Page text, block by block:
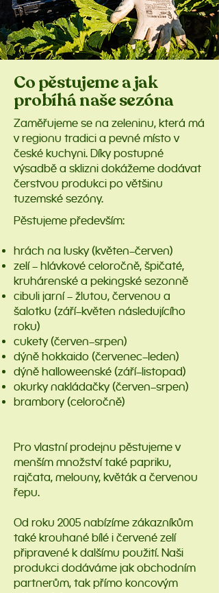
Co pěstujeme a jak
probíhá naše sezóna
Zaměřujeme se na zeleninu, která má
v regionu tradici a pevné místo v
české kuchyni. Díky postupné
výsadbě a sklizni dokážeme dodávat
čerstvou produkci po většinu
tuzemské sezóny.
​Pěstujeme především:
hrách na lusky (květen–červen)
zelí – hlávkové celoročně, špičaté,
kruhárenské a pekingské sezonně
cibuli jarní – žlutou, červenou a
šalotku (září–květen následujícího
roku)
cukety (červen–srpen)
dýně hokkaido (červenec–leden)
dýně halloweenské (září–listopad)
okurky nakládačky (červen–srpen)
brambory (celoročně)
Pro vlastní prodejnu pěstujeme v
menším množství také papriku,
rajčata, melouny, květák a červenou
řepu.
Od roku 2005 nabízíme zákazníkům
také krouhané bílé i červené zelí
připravené k dalšímu použití. Naši
produkci dodáváme jak obchodním
partnerům, tak přímo koncovým